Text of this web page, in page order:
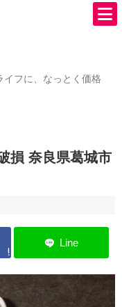
イフに、なっとく価格
損 奈良県葛城市